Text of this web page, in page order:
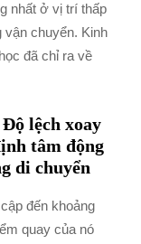
nhất ở vị trí thấp
vận chuyển. Kinh
đã chỉ ra về
lệch xoay
tâm động
di chuyển
đến khoảng
quay của nó